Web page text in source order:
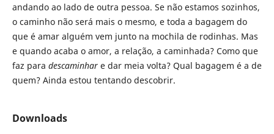
andando ao lado de outra pessoa. Se não estamos sozinhos,
o caminho não será mais o mesmo, e toda a bagagem do
que é amar alguém vem junto na mochila de rodinhas. Mas
e quando acaba o amor, a relação, a caminhada? Como que
faz para descaminhare dar meia volta? Qual bagagem é a de
quem? Ainda estou tentando descobrir.
Downloads